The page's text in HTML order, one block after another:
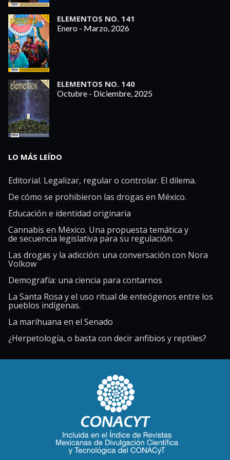
ELEMENTOS NO. 141
Enero - Marzo, 2026
ELEMENTOS NO. 140
Octubre - Diciembre, 2025
LO MÁS LEÍDO
Editorial. Legalizar, regular o controlar. El dilema.
De cómo se prohibieron las drogas en México.
Educación e identidad originaria
Cannabis en México. Una propuesta temática y
de secuencia legislativa para su regulación.
Las drogas y la adicción: una conversación con Nora
Volkow
Demografía: una ciencia para contarnos
La Santa Rosa y el uso ritual de enteógenos entre los
pueblos indígenas.
La marihuana en el Senado
¿Herpetología, o basta con decir anfibios y reptiles?